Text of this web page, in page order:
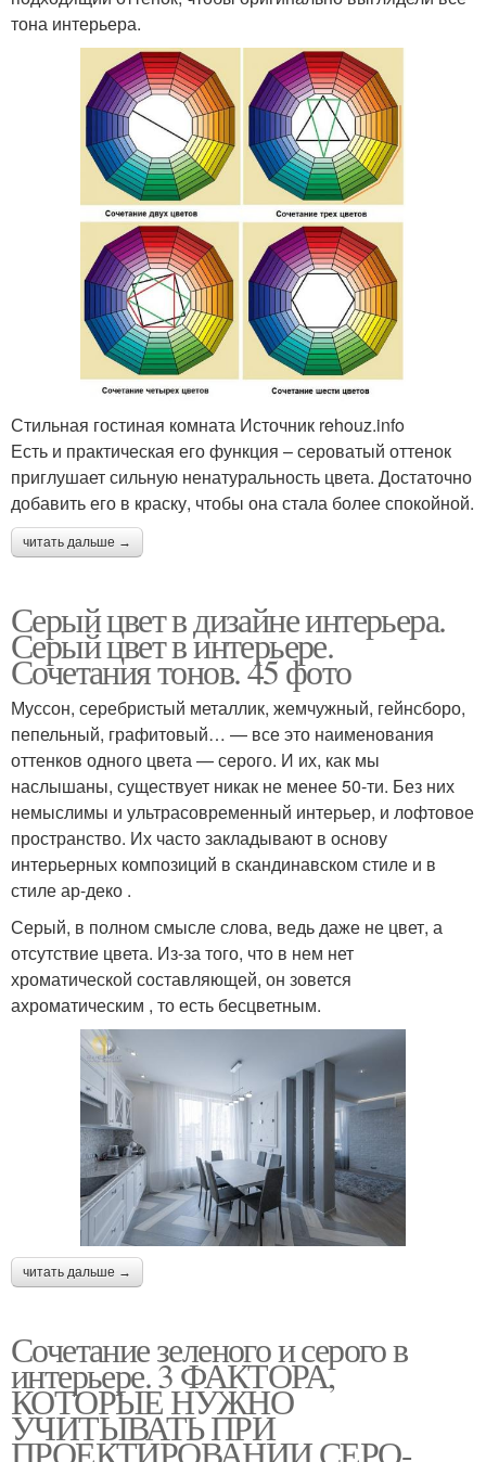
тона интерьера.
Стильная гостиная комната Источник rehouz.info
Есть и практическая его функция – сероватый оттенок
приглушает сильную ненатуральность цвета. Достаточно
добавить его в краску, чтобы она стала более спокойной.
читать дальше →
Серый цвет в дизайне интерьера.
Серый цвет в интерьере.
Сочетания тонов. 45 фото
Муссон, серебристый металлик, жемчужный, гейнсборо,
пепельный, графитовый… — все это наименования
оттенков одного цвета — серого. И их, как мы
наслышаны, существует никак не менее 50-ти. Без них
немыслимы и ультрасовременный интерьер, и лофтовое
пространство. Их часто закладывают в основу
интерьерных композиций в скандинавском стиле и в
стиле ар-деко .
Серый, в полном смысле слова, ведь даже не цвет, а
отсутствие цвета. Из-за того, что в нем нет
хроматической составляющей, он зовется
ахроматическим , то есть бесцветным.
читать дальше →
Сочетание зеленого и серого в
интерьере. 3 ФАКТОРА,
КОТОРЫЕ НУЖНО
УЧИТЫВАТЬ ПРИ